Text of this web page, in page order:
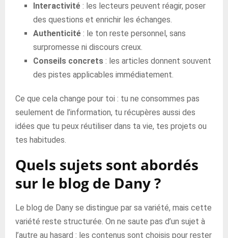
Interactivité : les lecteurs peuvent réagir, poser
des questions et enrichir les échanges.
Authenticité : le ton reste personnel, sans
surpromesse ni discours creux.
Conseils concrets : les articles donnent souvent
des pistes applicables immédiatement.
Ce que cela change pour toi : tu ne consommes pas
seulement de l’information, tu récupères aussi des
idées que tu peux réutiliser dans ta vie, tes projets ou
tes habitudes.
Quels sujets sont abordés
sur le blog de Dany ?
Le blog de Dany se distingue par sa variété, mais cette
variété reste structurée. On ne saute pas d’un sujet à
l’autre au hasard : les contenus sont choisis pour rester